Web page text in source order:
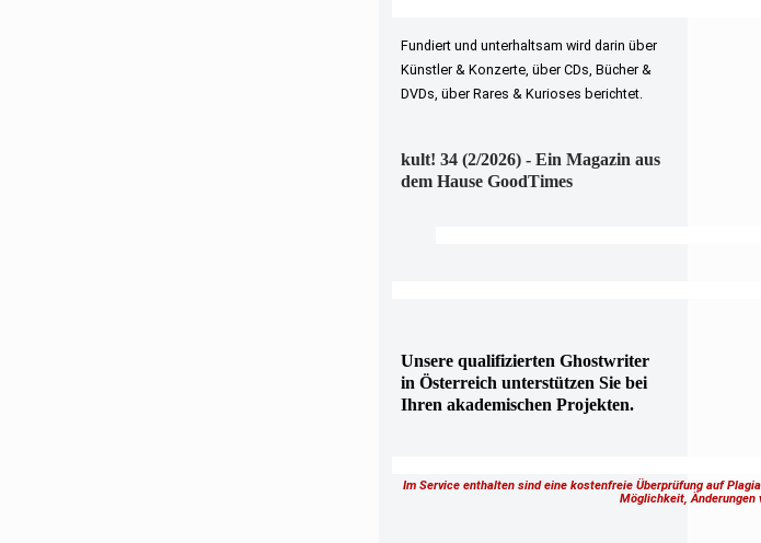
Fundiert und unterhaltsam wird darin über
Künstler & Konzerte, über CDs, Bücher &
DVDs, über Rares & Kurioses berichtet.
kult! 34 (2/2026) - Ein Magazin aus
dem Hause GoodTimes
Unsere qualifizierten Ghostwriter
in Österreich unterstützen Sie bei
Ihren akademischen Projekten.
Im Service enthalten sind eine kostenfreie Überprüfung auf
Möglichkeit,